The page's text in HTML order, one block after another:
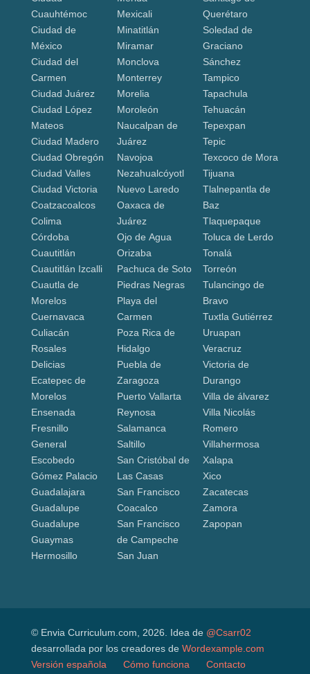
Cuauhtémoc
Ciudad de
México
Ciudad del
Carmen
Ciudad Juárez
Ciudad López
Mateos
Ciudad Madero
Ciudad Obregón
Ciudad Valles
Ciudad Victoria
Coatzacoalcos
Colima
Córdoba
Cuautitlán
Cuautitlán Izcalli
Cuautla de
Morelos
Cuernavaca
Culiacán
Rosales
Delicias
Ecatepec de
Morelos
Ensenada
Fresnillo
General
Escobedo
Gómez Palacio
Guadalajara
Guadalupe
Guadalupe
Guaymas
Hermosillo
Mexicali
Minatitlán
Miramar
Monclova
Monterrey
Morelia
Moroleón
Naucalpan de
Juárez
Navojoa
Nezahualcóyotl
Nuevo Laredo
Oaxaca de
Juárez
Ojo de Agua
Orizaba
Pachuca de Soto
Piedras Negras
Playa del
Carmen
Poza Rica de
Hidalgo
Puebla de
Zaragoza
Puerto Vallarta
Reynosa
Salamanca
Saltillo
San Cristóbal de
Las Casas
San Francisco
Coacalco
San Francisco
de Campeche
San Juan
Querétaro
Soledad de
Graciano
Sánchez
Tampico
Tapachula
Tehuacán
Tepexpan
Tepic
Texcoco de Mora
Tijuana
Tlalnepantla de
Baz
Tlaquepaque
Toluca de Lerdo
Tonalá
Torreón
Tulancingo de
Bravo
Tuxtla Gutiérrez
Uruapan
Veracruz
Victoria de
Durango
Villa de álvarez
Villa Nicolás
Romero
Villahermosa
Xalapa
Xico
Zacatecas
Zamora
Zapopan
© Envia Curriculum.com, 2026. Idea de @Csarr02
desarrollada por los creadores de Wordexample.com
Versión española
Cómo funciona Contacto